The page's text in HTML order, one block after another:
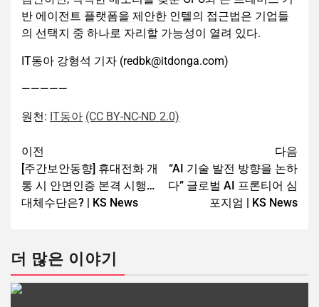
반 에이전트 플랫폼을 제안한 인텔의 접근법은 기업들
의 선택지 중 하나로 자리할 가능성이 열려 있다.
IT동아 강형석 기자 (redbk@itdonga.com)
—————
원천: IT동아 (CC BY-NC-ND 2.0)
이전
[주간보안동향] 휴대전화 개
통 시 안면인증 본격 시행…
대체수단은? | KS News
다음
“AI 기술 발전 방향을 논하
다” 글로벌 AI 프론티어 심
포지엄 | KS News
더 많은 이야기